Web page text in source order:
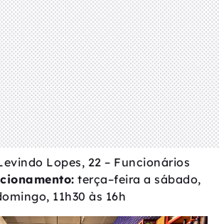
Lopes, 22 – Funcionários
terça–feira a sábado,
11h30 às 16h